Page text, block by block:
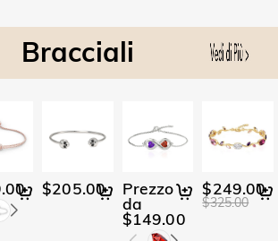
Bracciali
$205.00 Prezzo
da
$149.00
$249.00
$325.00